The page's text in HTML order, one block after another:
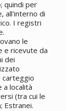
quindi per
all'interno di
I registri
le
e ricevute da
dei
carteggio
località
(tra cui le
Estranei.